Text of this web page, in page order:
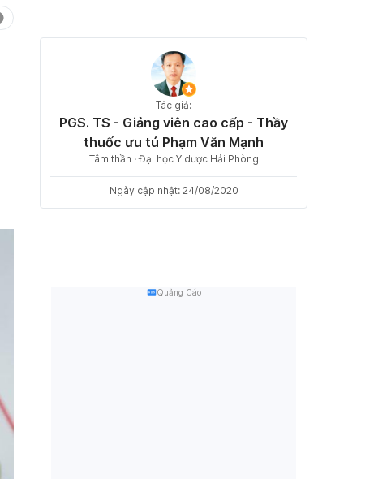
Tác giả:
PGS. TS - Giảng viên cao cấp - Thầy
thuốc ưu tú Phạm Văn Mạnh
Tâm thần · Đại học Y dược Hải Phòng
Ngày cập nhật: 24/08/2020
Quảng Cáo